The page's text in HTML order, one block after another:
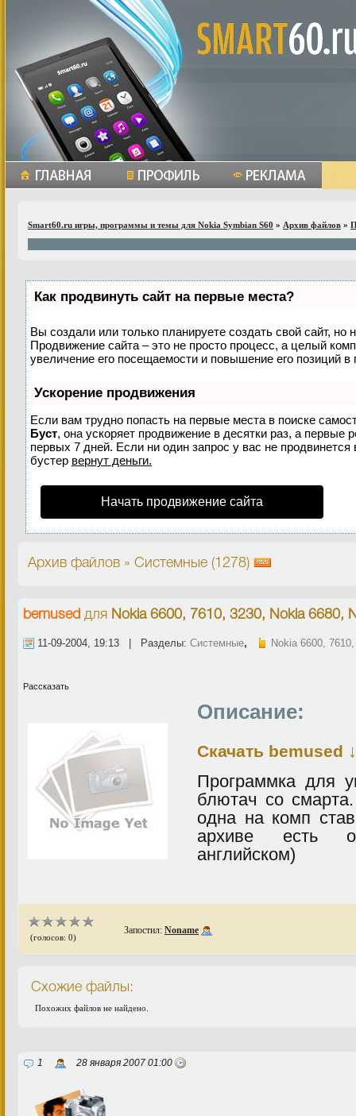
Smart60.ru игры, программы и темы для Nokia Symbian S60 » Архив файлов »
Как продвинуть сайт на первые места?
Вы создали или только планируете создать свой сайт, но
Продвижение сайта – это не просто процесс, а целый
увеличение его посещаемости и повышение его позиций в
Ускорение продвижения
Если вам трудно попасть на первые места в поиске
Буст, она ускоряет продвижение в десятки раз, а первые
первых 7 дней. Если ни один запрос у вас не
бустер вернут деньги.
Начать продвижение сайта
Архив файлов » Системные (1278)
bemused для Nokia 6600, 7610, 3230, Nokia 6680,
11-09-2004, 19:13 | Разделы: Системные, Nokia 6600,
Рассказать
Описание:
Скачать bemused ↓
Программка для
блютач со
одна на комп
архиве есть
английском)
(голосов: 0)
Запостил: Noname
Схожие файлы:
Похожих файлов не найдено.
1 28 января 2007 01:00